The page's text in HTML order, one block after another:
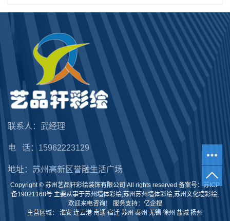
联系人：武经理
电 话：15962223129
地址：苏州高新区誉融生活广场
Copyright © 苏州艺品轩彩绘装饰有限公司 All rights reserved 备案号：苏ICP
备19021168号 主要从事于苏州墙体彩绘 苏州苏州墙体彩绘 苏州文化墙彩绘
欢迎来电咨询！
服务支持： 亿企搜
主营区域： 淮安 连云港 南通 宿迁 苏州 泰州 无锡 徐州 盐城 扬州